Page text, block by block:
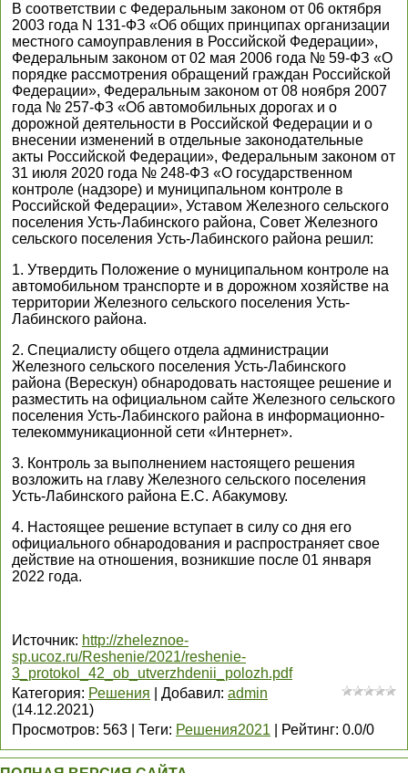
В соответствии с Федеральным законом от 06 октября
2003 года N 131-ФЗ «Об общих принципах организации
местного самоуправления в Российской Федерации»,
Федеральным законом от 02 мая 2006 года № 59-ФЗ «О
порядке рассмотрения обращений граждан Российской
Федерации», Федеральным законом от 08 ноября 2007
года № 257-ФЗ «Об автомобильных дорогах и о
дорожной деятельности в Российской Федерации и о
внесении изменений в отдельные законодательные
акты Российской Федерации», Федеральным законом от
31 июля 2020 года № 248-ФЗ «О государственном
контроле (надзоре) и муниципальном контроле в
Российской Федерации», Уставом Железного сельского
поселения Усть-Лабинского района, Совет Железного
сельского поселения Усть-Лабинского района решил:
1. Утвердить Положение о муниципальном контроле на
автомобильном транспорте и в дорожном хозяйстве на
территории Железного сельского поселения Усть-
Лабинского района.
2. Специалисту общего отдела администрации
Железного сельского поселения Усть-Лабинского
района (Верескун) обнародовать настоящее решение и
разместить на официальном сайте Железного сельского
поселения Усть-Лабинского района в информационно-
телекоммуникационной сети «Интернет».
3. Контроль за выполнением настоящего решения
возложить на главу Железного сельского поселения
Усть-Лабинского района Е.С. Абакумову.
4. Настоящее решение вступает в силу со дня его
официального обнародования и распространяет свое
действие на отношения, возникшие после 01 января
2022 года.
Источник: http://zheleznoe-
sp.ucoz.ru/Reshenie/2021/reshenie-
3_protokol_42_ob_utverzhdenii_polozh.pdf
Категория: Решения Добавил: admin
(14.12.2021)
Просмотров: 563 Теги: Решения2021 Рейтинг: 0.0/0